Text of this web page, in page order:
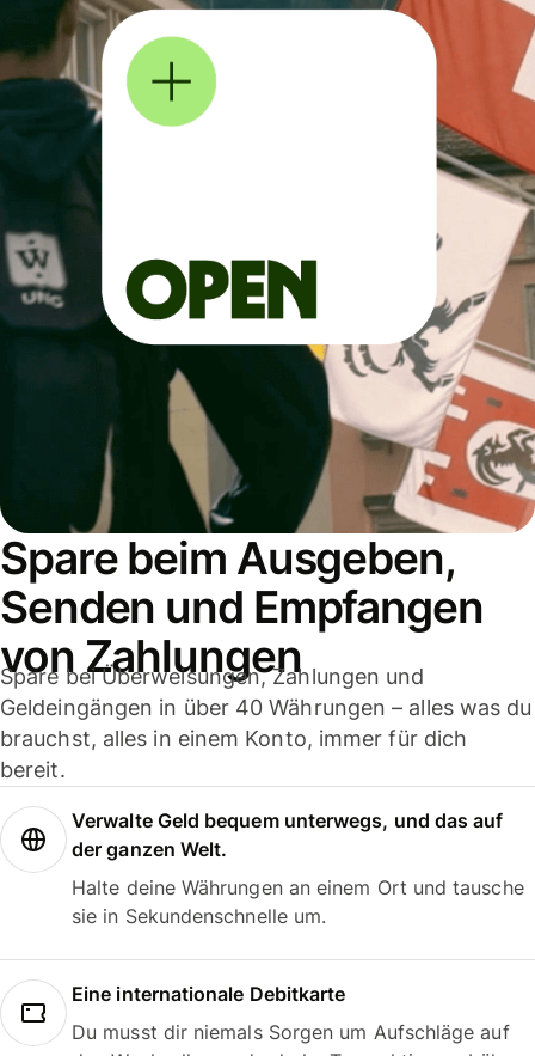
Spare beim Ausgeben,
Senden und Empfangen
von Zahlungen
Spare bei Überweisungen, Zahlungen und
Geldeingängen in über 40 Währungen – alles was du
brauchst, alles in einem Konto, immer für dich
bereit.
Verwalte Geld bequem unterwegs, und das auf
der ganzen Welt.
Halte deine Währungen an einem Ort und tausche
sie in Sekundenschnelle um.
Eine internationale Debitkarte
Du musst dir niemals Sorgen um Aufschläge auf